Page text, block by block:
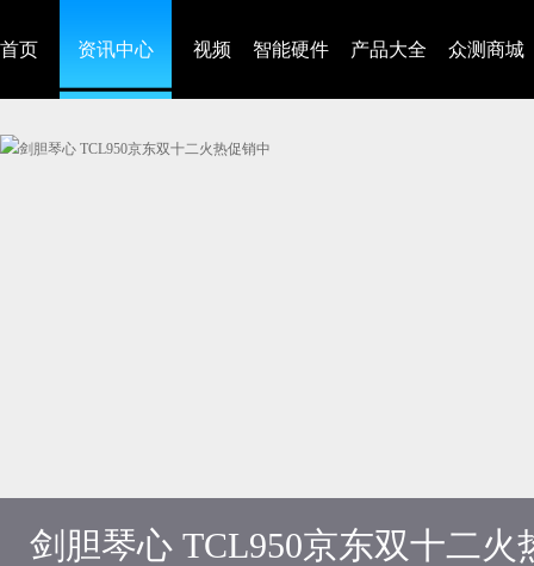
首页 资讯中心 视频 智能硬件 产品大全 众测商城
剑胆琴心 TCL950京东双十二火